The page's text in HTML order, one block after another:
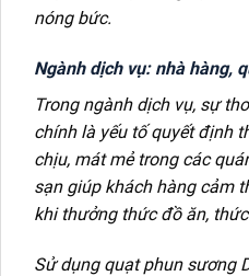
nóng bức.
Ngành dịch vụ: nhà hàng,
Trong ngành dịch vụ, sự
chính là yếu tố quyết định
chịu, mát mẻ trong các
sạn giúp khách hàng cảm
khi thưởng thức đồ ăn,
Sử dụng quạt phun sương